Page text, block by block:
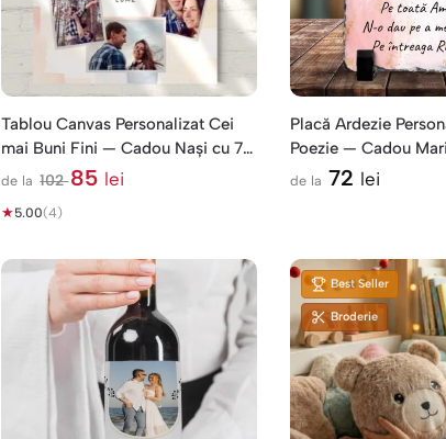
Tablou Canvas Personalizat Cei
mai Buni Fini — Cadou Nași cu 7
Poze
de la 10285 lei
★5.00(4)
Placă Ardezie
Poezie — Cadou
de la 72 lei
Best Seller
Broderie